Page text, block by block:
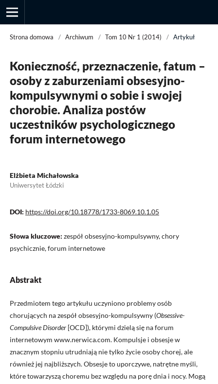
Przegląd Socjologii Jakościowej
Strona domowa / Archiwum / Tom 10 Nr 1 (2014) / Artykuł
Konieczność, przeznaczenie, fatum –
osoby z zaburzeniami obsesyjno-
kompulsywnymi o sobie i swojej
chorobie. Analiza postów
uczestników psychologicznego
forum internetowego
Elżbieta Michałowska
Uniwersytet Łódzki
DOI: https://doi.org/10.18778/1733-8069.10.1.05
Słowa kluczowe: zespół obsesyjno-kompulsywny, chory
psychicznie, forum internetowe
Abstrakt
Przedmiotem tego artykułu uczyniono problemy osób
chorujących na zespół obsesyjno-kompulsywny (Obsessive-
Compulsive Disorder [OCD]), którymi dzielą się na forum
internetowym www.nerwica.com. Kompulsje i obsesje w
znacznym stopniu utrudniają nie tylko życie osoby chorej, ale
również jej najbliższych. Obsesje to uporczywe, natrętne myśli,
które towarzyszą choremu bez względu na porę dnia i nocy. Mogą